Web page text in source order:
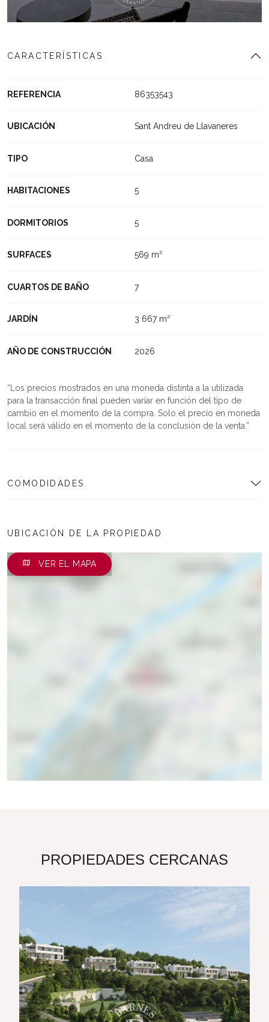
CARACTERÍSTICAS
REFERENCIA 86353543
UBICACIÓN Sant Andreu de Llavaneres
TIPO Casa
HABITACIONES 5
DORMITORIOS 5
SURFACES 569 m²
CUARTOS DE BAÑO 7
JARDÍN 3 667 m²
AÑO DE CONSTRUCCIÓN 2026
Los precios mostrados en una moneda distinta a la utilizada
para la transacción final pueden variar en función del tipo de
cambio en el momento de la compra. Solo el precio en moneda
local será válido en el momento de la conclusión de la venta.
COMODIDADES
UBICACIÓN DE LA PROPIEDAD
VER EL MAPA
PROPIEDADES CERCANAS